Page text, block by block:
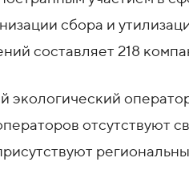
сбора и
составляет 218
экологический
отсутствуют